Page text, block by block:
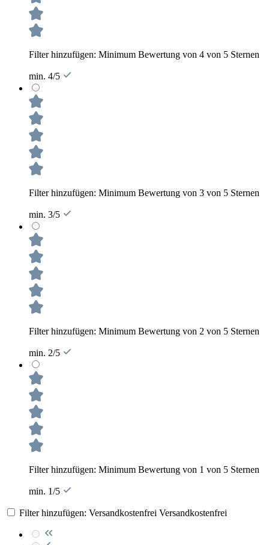
Filter hinzufügen: Minimum Bewertung von 4 von 5 Sternen
min. 4/5
Filter hinzufügen: Minimum Bewertung von 3 von 5 Sternen
min. 3/5
Filter hinzufügen: Minimum Bewertung von 2 von 5 Sternen
min. 2/5
Filter hinzufügen: Minimum Bewertung von 1 von 5 Sternen
min. 1/5
Filter hinzufügen: Versandkostenfrei Versandkostenfrei